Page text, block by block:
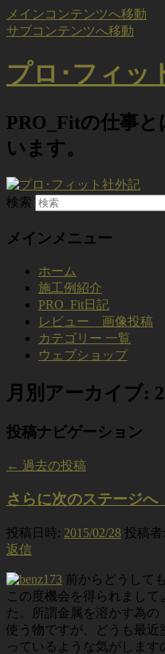
メインコンテンツへ移動
サブコンテンツへ移動
プロ･フィッ
PRO_Fitの仕事
います。
検索
メインメニュー
ホーム
施工例紹介
PRO_Fit日記
レビュー 画像投稿
カテゴリー 一覧
ウェブショップ
月別アーカイブ:
投稿ナビゲーション
← 過去の投稿
さらに次のステージへ
投稿日時: 2015/02/28 投稿者:
返信
前からどうして
この度機会を得られまし
た。所謂金属を溶かす為
使う物ですが、どうも最近
っているような気がしま